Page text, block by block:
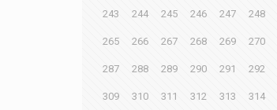
243 244 245 246 247 248
265 266 267 268 269 270
287 288 289 290 291 292
309 310 311 312 313 314